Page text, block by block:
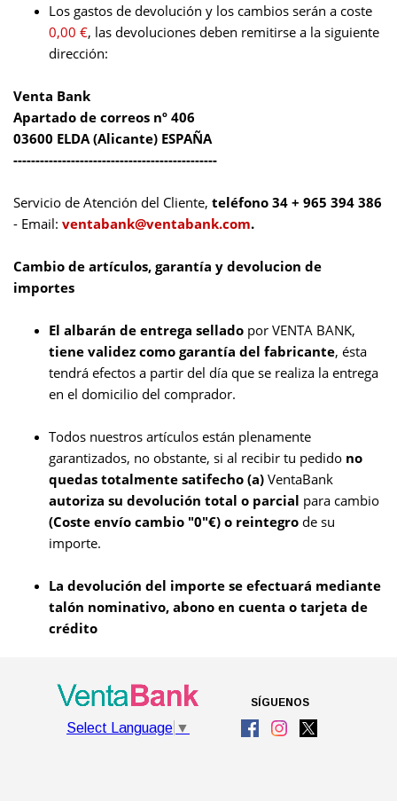
Los gastos de devolución y los cambios serán a coste
0,00 €, las devoluciones deben remitirse a la siguiente
dirección:
Venta Bank
Apartado de correos nº 406
03600 ELDA (Alicante) ESPAÑA
----------------------------------------------
Servicio de Atención del Cliente, teléfono 34 + 965 394 386
- Email: ventabank@ventabank.com.
Cambio de artículos, garantía y devolucion de
importes
El albarán de entrega sellado por VENTA BANK,
tiene validez como garantía del fabricante, ésta
tendrá efectos a partir del día que se realiza la entrega
en el domicilio del comprador.
Todos nuestros artículos están plenamente
garantizados, no obstante, si al recibir tu pedido no
quedas totalmente satifecho (a) VentaBank
autoriza su devolución total o parcial para cambio
(Coste envío cambio "0"€) o reintegro de su
importe.
La devolución del importe se efectuará mediante
talón nominativo, abono en cuenta o tarjeta de
crédito
SÍGUENOS
Select Language ▼